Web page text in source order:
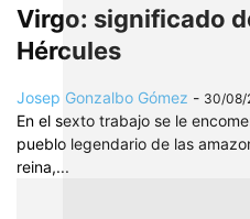
Virgo: significado
Hércules
Josep Gonzalbo Gómez - 30/08/
En el sexto trabajo se le
pueblo legendario de las
reina,...